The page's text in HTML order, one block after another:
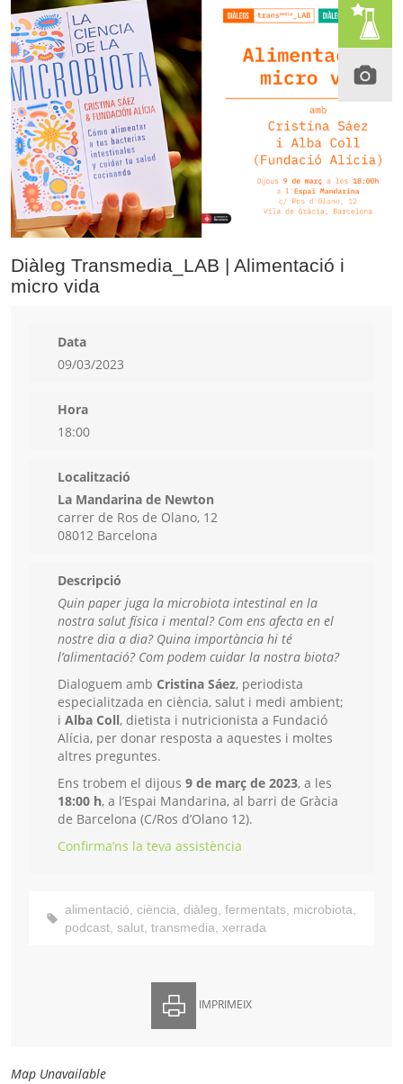
Diàleg Transmedia_LAB | Alimentació i
micro vida
Data
09/03/2023
Hora
18:00
Localització
La Mandarina de Newton
carrer de Ros de Olano, 12
08012 Barcelona
Descripció
Quin paper juga la microbiota intestinal en la
nostra salut física i mental? Com ens afecta en el
nostre dia a dia? Quina importància hi té
l’alimentació? Com podem cuidar la nostra biota?
Dialoguem amb Cristina Sáez, periodista
especialitzada en ciència, salut i medi ambient;
i Alba Coll, dietista i nutricionista a Fundació
Alícia, per donar resposta a aquestes i moltes
altres preguntes.
Ens trobem el dijous 9 de març de 2023, a les
18:00 h, a l’Espai Mandarina, al barri de Gràcia
de Barcelona (C/Ros d’Olano 12).
Confirma’ns la teva assistència
alimentació, ciència, diàleg, fermentats, microbiota,
podcast, salut, transmedia, xerrada
IMPRIMEIX
Map Unavailable